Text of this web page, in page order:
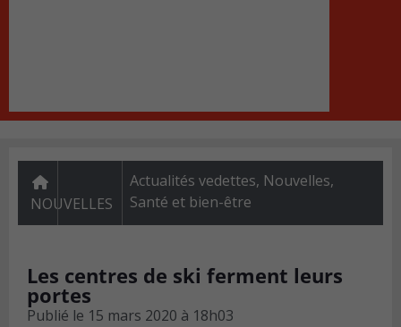
NOUVELLES
Actualités vedettes, Nouvelles,
Santé et bien-être
Les centres de ski ferment leurs
portes
Publié le 15 mars 2020 à 18h03